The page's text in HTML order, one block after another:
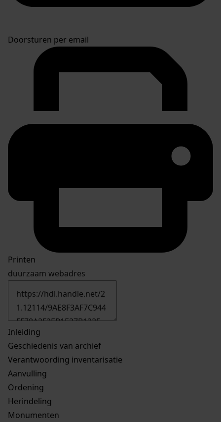
Doorsturen per email
Printen
duurzaam webadres
Inleiding
Geschiedenis van archief
Verantwoording inventarisatie
Aanvulling
Ordening
Herindeling
Monumenten